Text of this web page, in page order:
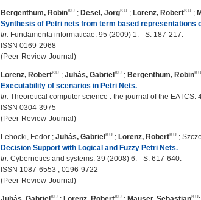
Bergenthum, Robin ; Desel, Jörg ; Lorenz, Robert ;
Synthesis of Petri nets from term based representations
In: Fundamenta informaticae. 95 (2009) 1. - S. 187-217.
ISSN 0169-2968
(Peer-Review-Journal)
Lorenz, Robert ; Juhás, Gabriel ; Bergenthum, Robin
Executability of scenarios in Petri Nets.
In: Theoretical computer science : the journal of the EATCS.
ISSN 0304-3975
(Peer-Review-Journal)
Lehocki, Fedor ; Juhás, Gabriel ; Lorenz, Robert ;
Decision Support with Logical and Fuzzy Petri Nets.
In: Cybernetics and systems. 39 (2008) 6. - S. 617-640.
ISSN 1087-6553 ; 0196-9722
(Peer-Review-Journal)